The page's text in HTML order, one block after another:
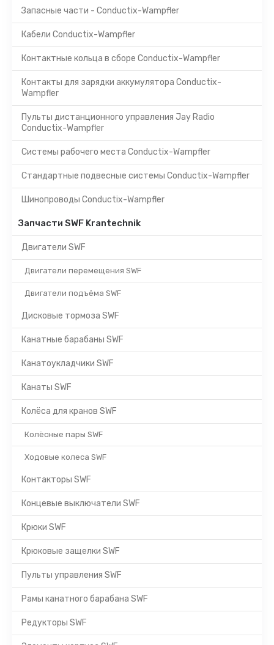
Запасные части - Conductix-Wampfler
Кабели Conductix-Wampfler
Контактные кольца в сборе Conductix-Wampfler
Контакты для зарядки аккумулятора Conductix-
Wampfler
Пульты дистанционного управления Jay Radio
Conductix-Wampfler
Системы рабочего места Conductix-Wampfler
Стандартные подвесные системы Conductix-Wampfler
Шинопроводы Conductix-Wampfler
Запчасти SWF Krantechnik
Двигатели SWF
Двигатели перемещения SWF
Двигатели подъёма SWF
Дисковые тормоза SWF
Канатные барабаны SWF
Канатоукладчики SWF
Канаты SWF
Колёса для кранов SWF
Колёсные пары SWF
Ходовые колеса SWF
Контакторы SWF
Концевые выключатели SWF
Крюки SWF
Крюковые защелки SWF
Пульты управления SWF
Рамы канатного барабана SWF
Редукторы SWF